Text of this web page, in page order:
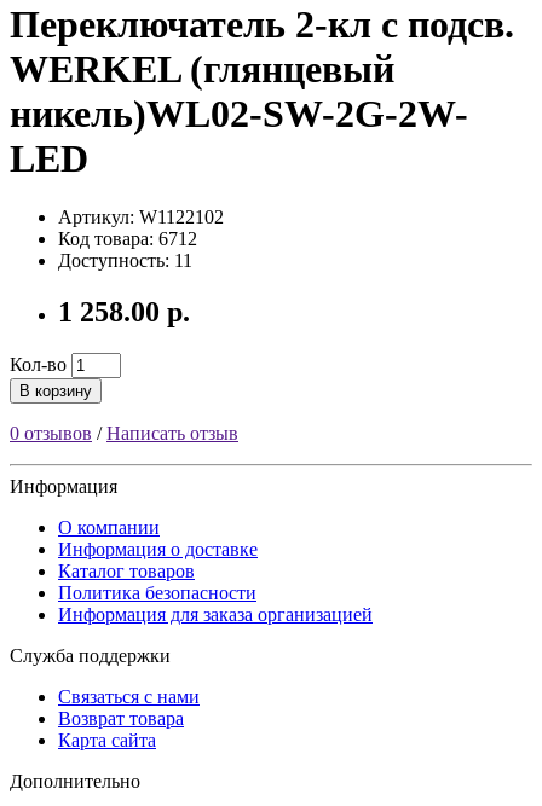
Переключатель 2-кл с подсв.
WERKEL (глянцевый
никель)WL02-SW-2G-2W-
LED
Артикул: W1122102
Код товара: 6712
Доступность: 11
1 258.00 р.
Кол-во
В корзину
0 отзывов /Написать отзыв
Информация
О компании
Информация о доставке
Каталог товаров
Политика безопасности
Информация для заказа организацией
Служба поддержки
Связаться с нами
Возврат товара
Карта сайта
Дополнительно